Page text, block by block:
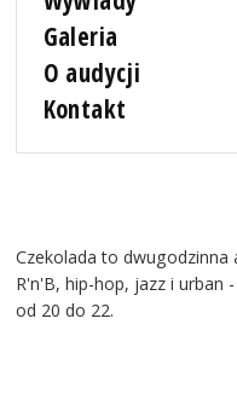
Galeria
O audycji
Kontakt
Czekolada to
R'n'B, hip-hop, jazz i urban
od 20 do 22.